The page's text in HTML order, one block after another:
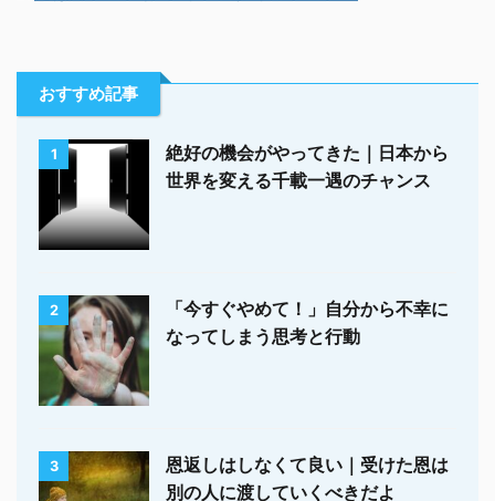
おすすめ記事
1
絶好の機会がやってきた｜日本から
世界を変える千載一遇のチャンス
2
「今すぐやめて！」自分から不幸に
なってしまう思考と行動
3
恩返しはしなくて良い｜受けた恩は
別の人に渡していくべきだよ